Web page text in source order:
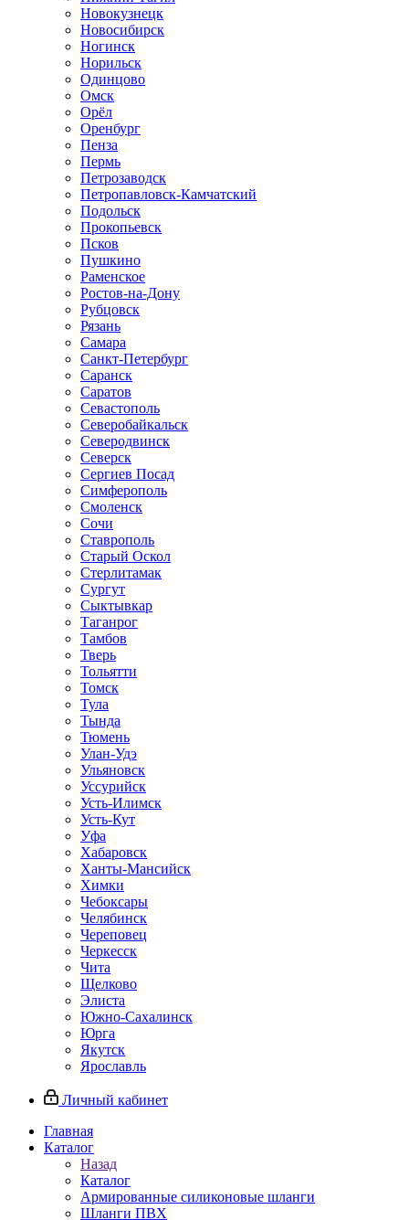
Новокузнецк
Новосибирск
Ногинск
Норильск
Одинцово
Омск
Орёл
Оренбург
Пенза
Пермь
Петрозаводск
Петропавловск-Камчатский
Подольск
Прокопьевск
Псков
Пушкино
Раменское
Ростов-на-Дону
Рубцовск
Рязань
Самара
Санкт-Петербург
Саранск
Саратов
Севастополь
Северобайкальск
Северодвинск
Северск
Сергиев Посад
Симферополь
Смоленск
Сочи
Ставрополь
Старый Оскол
Стерлитамак
Сургут
Сыктывкар
Таганрог
Тамбов
Тверь
Тольятти
Томск
Тула
Тында
Тюмень
Улан-Удэ
Ульяновск
Уссурийск
Усть-Илимск
Усть-Кут
Уфа
Хабаровск
Ханты-Мансийск
Химки
Чебоксары
Челябинск
Череповец
Черкесск
Чита
Щелково
Элиста
Южно-Сахалинск
Юрга
Якутск
Ярославль
Личный кабинет
Главная
Каталог
Назад
Каталог
Армированные силиконовые шланги
Шланги ПВХ